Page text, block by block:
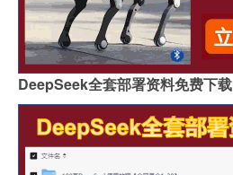
DeepSeek全套部署资料免费下载